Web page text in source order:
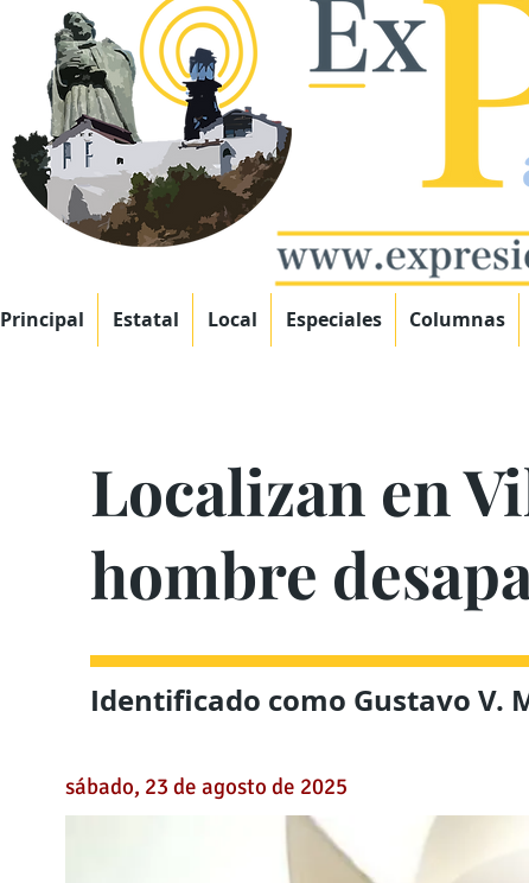
Principal Estatal Local Especiales Columnas
Localizan en
hombre
Identificado como Gustavo V.
sábado, 23 de agosto de 2025